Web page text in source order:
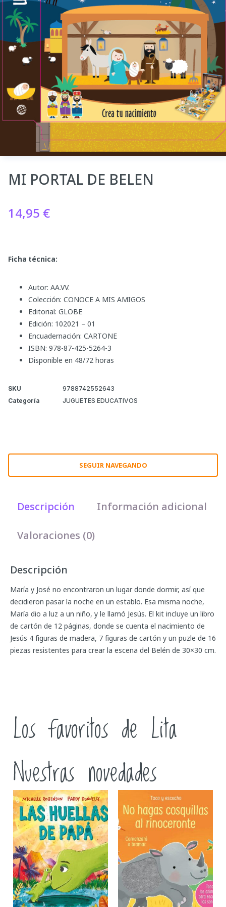
MI PORTAL DE BELEN
14,95 €
Ficha técnica:
Autor: AA.VV.
Colección: CONOCE A MIS AMIGOS
Editorial: GLOBE
Edición: 102021 – 01
Encuadernación: CARTONE
ISBN: 978-87-425-5264-3
Disponible en 48/72 horas
SKU
9788742552643
Categoría
JUGUETES EDUCATIVOS
SEGUIR NAVEGANDO
Descripción Información adicional
Valoraciones (0)
Descripción
María y José no encontraron un lugar donde dormir, así que
decidieron pasar la noche en un establo. Esa misma noche,
María dio a luz a un niño, y le llamó Jesús. El kit incluye un libro
de cartón de 12 páginas, donde se cuenta el nacimiento de
Jesús 4 figuras de madera, 7 figuras de cartón y un puzle de 16
piezas resistentes para crear la escena del Belén de 30×30 cm.
Los favoritos de Lita
Nuestras novedades